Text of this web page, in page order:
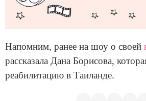
Напомним, ранее на шоу о своей
рассказала Дана Борисова,
реабилитацию в Таиланде.